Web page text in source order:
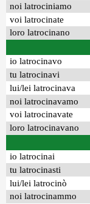
noi latrociniamo
voi latrocinate
loro latrocinano
io latrocinavo
tu latrocinavi
lui/lei latrocinava
noi latrocinavamo
voi latrocinavate
loro latrocinavano
io latrocinai
tu latrocinasti
lui/lei latrocinò
noi latrocinammo